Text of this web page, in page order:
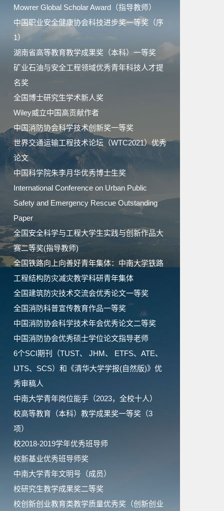
Mowrer Global Scholar Award（指导教师）
中国职业安全健康协会科技进步奖一等奖（序
1）
湖南省高等教育教学成果奖（本科）一等奖
矿业石油与安全工程领域优秀青年科技人才提
名奖
全国博士研究生学术新人奖
Wiley威立中国高贡献作者
中国消防协会科学技术创新奖一等奖
世界交通运输工程技术论坛（WTC2021）优秀
论文
中国科学院朱李月华优秀博士生奖
International Conference on Urban Public
Safety and Emergency Rescue Outstanding
Paper
全国安全科学与工程大学生实践与创新作品大
赛二等奖(指导教师)
全国铁路向上向善好青年集体：中南大学铁路
工程结构防灾减灾教学科研青年集体
全国建筑防灾技术交流会优秀论文一等奖
全国消防科普宣传教育作品一等奖
中国消防协会科学技术年会优秀论文二等奖
中国消防协会优秀硕士学位论文指导老师
6个SCI期刊（TUST、 JHM、 ETFS、ATE、
IJTS、SCS）和《清华大学学报(自然版)》优
秀审稿人
中南大学青年岗位能手（2023，全校十人）
校高等教育（本科）教学成果奖一等奖（3
项）
校2018-2019学年优秀班导师
校新基业优秀班导师奖
中南大学青年文明号（成员）
校研究生教学成果奖二等奖
校创新创业教育类教学质量优秀奖（创新创业